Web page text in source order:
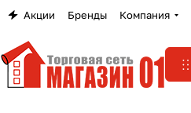
Акции Бренды Компания